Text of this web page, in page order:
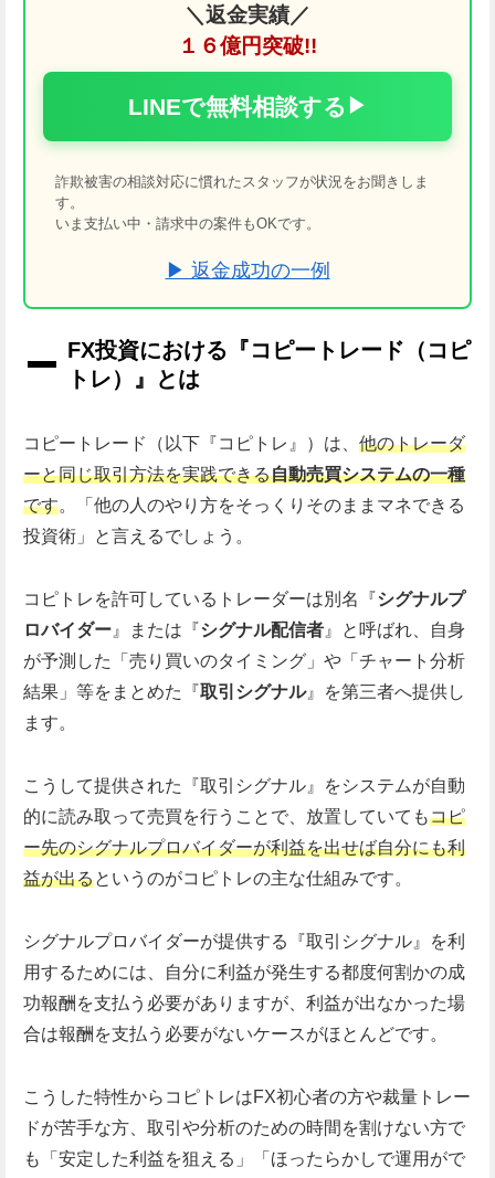
＼返金実績／
１６億円突破!!
LINEで無料相談する ▶
詐欺被害の相談対応に慣れたスタッフが状況をお聞きしま
す。
いま支払い中・請求中の案件もOKです。
▶ 返金成功の一例
FX投資における『コピートレード（コピ
トレ）』とは
コピートレード（以下『コピトレ』）は、 他のトレーダ
ーと同じ取引方法を実践できる自動売買システムの一種
です。「他の人のやり方をそっくりそのままマネできる
投資術」と言えるでしょう。
コピトレを許可しているトレーダーは別名『シグナルプ
ロバイダー』または『シグナル配信者』と呼ばれ、自身
が予測した「売り買いのタイミング」や「チャート分析
結果」等をまとめた『取引シグナル』を第三者へ提供し
ます。
こうして提供された『取引シグナル』をシステムが自動
的に読み取って売買を行うことで、放置していてもコピ
ー先のシグナルプロバイダーが利益を出せば自分にも利
益が出るというのがコピトレの主な仕組みです。
シグナルプロバイダーが提供する『取引シグナル』を利
用するためには、自分に利益が発生する都度何割かの成
功報酬を支払う必要がありますが、利益が出なかった場
合は報酬を支払う必要がないケースがほとんどです。
こうした特性からコピトレはFX初心者の方や裁量トレー
ドが苦手な方、取引や分析のための時間を割けない方で
も「安定した利益を狙える」「ほったらかしで運用がで